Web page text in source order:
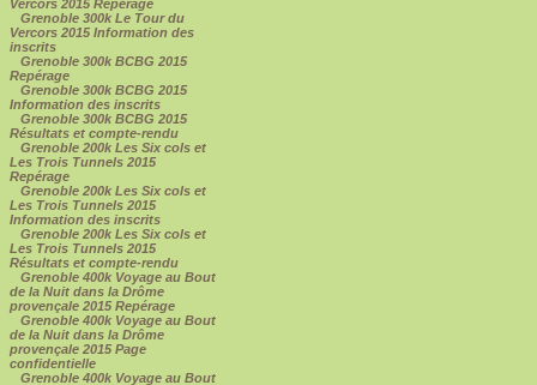
Vercors 2015 Repérage
Grenoble 300k Le Tour du
Vercors 2015 Information des
inscrits
Grenoble 300k BCBG 2015
Repérage
Grenoble 300k BCBG 2015
Information des inscrits
Grenoble 300k BCBG 2015
Résultats et compte-rendu
Grenoble 200k Les Six cols et
Les Trois Tunnels 2015
Repérage
Grenoble 200k Les Six cols et
Les Trois Tunnels 2015
Information des inscrits
Grenoble 200k Les Six cols et
Les Trois Tunnels 2015
Résultats et compte-rendu
Grenoble 400k Voyage au Bout
de la Nuit dans la Drôme
provençale 2015 Repérage
Grenoble 400k Voyage au Bout
de la Nuit dans la Drôme
provençale 2015 Page
confidentielle
Grenoble 400k Voyage au Bout